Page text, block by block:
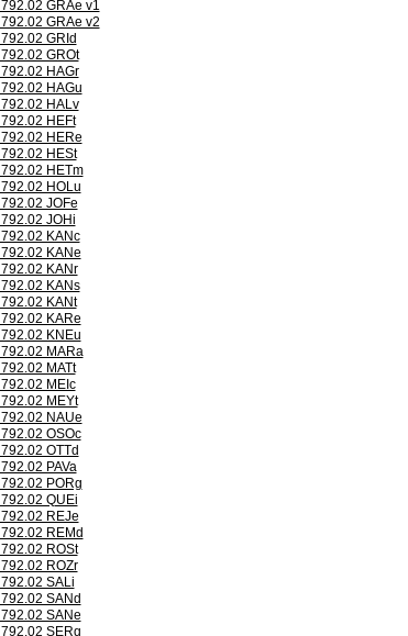
792.02 GRAe v1
792.02 GRAe v2
792.02 GRId
792.02 GROt
792.02 HAGr
792.02 HAGu
792.02 HALv
792.02 HEFt
792.02 HERe
792.02 HESt
792.02 HETm
792.02 HOLu
792.02 JOFe
792.02 JOHi
792.02 KANc
792.02 KANe
792.02 KANr
792.02 KANs
792.02 KANt
792.02 KARe
792.02 KNEu
792.02 MARa
792.02 MATt
792.02 MEIc
792.02 MEYt
792.02 NAUe
792.02 OSOc
792.02 OTTd
792.02 PAVa
792.02 PORg
792.02 QUEi
792.02 REJe
792.02 REMd
792.02 ROSt
792.02 ROZr
792.02 SALi
792.02 SANd
792.02 SANe
792.02 SERq